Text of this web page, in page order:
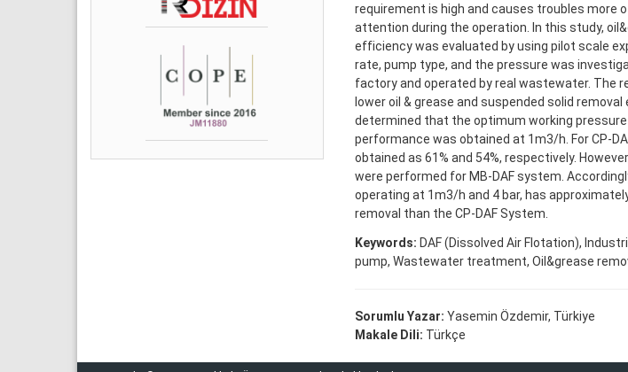
requirement is high and causes troubles
attention during the operation. In this study,
efficiency was evaluated by using pilot scale
rate, pump type, and the pressure was
factory and operated by real wastewater. The
lower oil & grease and suspended solid
determined that the optimum working
performance was obtained at 1m3/h. For CP-
obtained as 61% and 54%, respectively.
were performed for MB-DAF system.
operating at 1m3/h and 4 bar, has
removal than the CP-DAF System.
Keywords: DAF (Dissolved Air Flotation),
pump, Wastewater treatment, Oil&grease
Sorumlu Yazar: Yasemin Özdemir, Türkiye
Makale Dili: Türkçe